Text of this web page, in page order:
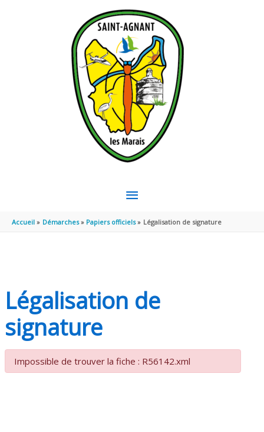
MENU
PRINCIPAL
Accueil Démarches Papiers officiels Légalisation de signature
Légalisation de
signature
Impossible de trouver la fiche : R56142.xml